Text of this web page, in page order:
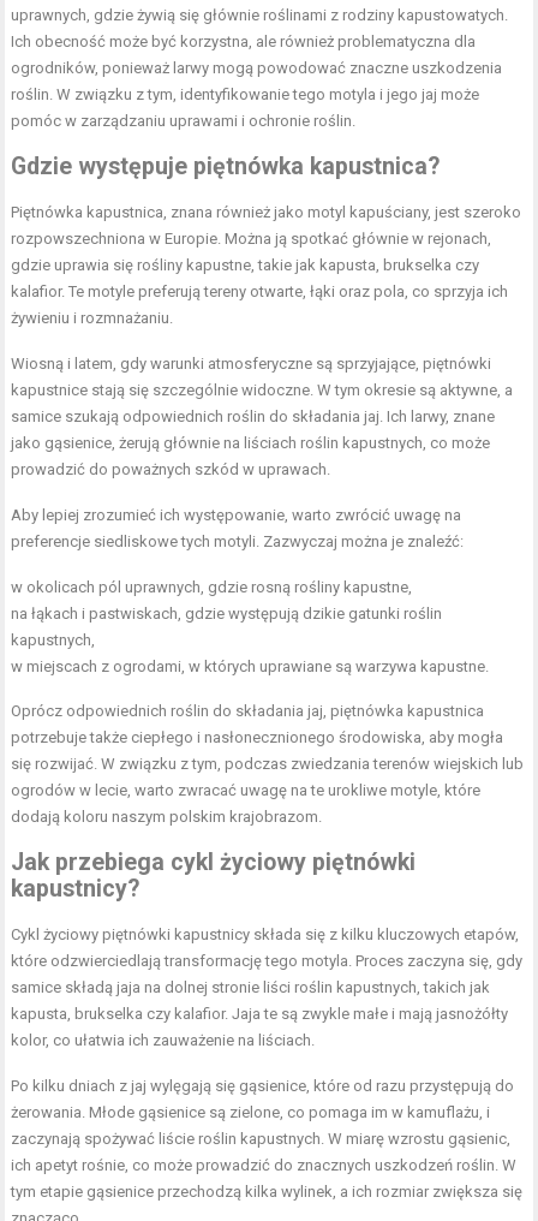
uprawnych, gdzie żywią się głównie roślinami z rodziny kapustowatych.
Ich obecność może być korzystna, ale również problematyczna dla
ogrodników, ponieważ larwy mogą powodować znaczne uszkodzenia
roślin. W związku z tym, identyfikowanie tego motyla i jego jaj może
pomóc w zarządzaniu uprawami i ochronie roślin.
Gdzie występuje piętnówka kapustnica?
Piętnówka kapustnica, znana również jako motyl kapuściany, jest szeroko
rozpowszechniona w Europie. Można ją spotkać głównie w rejonach,
gdzie uprawia się rośliny kapustne, takie jak kapusta, brukselka czy
kalafior. Te motyle preferują tereny otwarte, łąki oraz pola, co sprzyja ich
żywieniu i rozmnażaniu.
Wiosną i latem, gdy warunki atmosferyczne są sprzyjające, piętnówki
kapustnice stają się szczególnie widoczne. W tym okresie są aktywne, a
samice szukają odpowiednich roślin do składania jaj. Ich larwy, znane
jako gąsienice, żerują głównie na liściach roślin kapustnych, co może
prowadzić do poważnych szkód w uprawach.
Aby lepiej zrozumieć ich występowanie, warto zwrócić uwagę na
preferencje siedliskowe tych motyli. Zazwyczaj można je znaleźć:
w okolicach pól uprawnych, gdzie rosną rośliny kapustne,
na łąkach i pastwiskach, gdzie występują dzikie gatunki roślin
kapustnych,
w miejscach z ogrodami, w których uprawiane są warzywa kapustne.
Oprócz odpowiednich roślin do składania jaj, piętnówka kapustnica
potrzebuje także ciepłego i nasłonecznionego środowiska, aby mogła
się rozwijać. W związku z tym, podczas zwiedzania terenów wiejskich lub
ogrodów w lecie, warto zwracać uwagę na te urokliwe motyle, które
dodają koloru naszym polskim krajobrazom.
Jak przebiega cykl życiowy piętnówki
kapustnicy?
Cykl życiowy piętnówki kapustnicy składa się z kilku kluczowych etapów,
które odzwierciedlają transformację tego motyla. Proces zaczyna się, gdy
samice składą jaja na dolnej stronie liści roślin kapustnych, takich jak
kapusta, brukselka czy kalafior. Jaja te są zwykle małe i mają jasnożółty
kolor, co ułatwia ich zauważenie na liściach.
Po kilku dniach z jaj wylęgają się gąsienice, które od razu przystępują do
żerowania. Młode gąsienice są zielone, co pomaga im w kamuflażu, i
zaczynają spożywać liście roślin kapustnych. W miarę wzrostu gąsienic,
ich apetyt rośnie, co może prowadzić do znacznych uszkodzeń roślin. W
tym etapie gąsienice przechodzą kilka wylinek, a ich rozmiar zwiększa się